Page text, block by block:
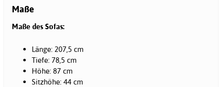
Maße
Maße des Sofas:
Länge: 207,5 cm
Tiefe: 78,5 cm
Höhe: 87 cm
Sitzhöhe: 44 cm